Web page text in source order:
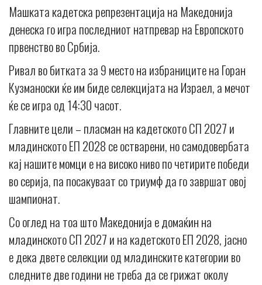
Машката кадетска репрезентација на Македонија
денеска го игра последниот натпревар на Европското
првенство во Србија.
Ривал во битката за 9 место на избраниците на Горан
Кузманоски ќе им биде селекцијата на Израел, а мечот
ќе се игра од 14:30 часот.
Главните цели – пласман на кадетското СП 2027 и
младинското ЕП 2028 се остварени, но самодовербата
кај нашите момци е на високо ниво по четирите победи
во серија, па посакуваат со триумф да го завршат овој
шампионат.
Со оглед на тоа што Македонија е домаќин на
младинското СП 2027 и на кадетското ЕП 2028, јасно
е дека двете селекции од младинските категории во
следните две години не треба да се грижат околу